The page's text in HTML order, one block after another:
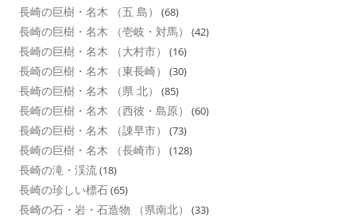
長崎の巨樹・名木 （五 島） (68)
長崎の巨樹・名木 （壱岐・対馬） (42)
長崎の巨樹・名木 （大村市） (16)
長崎の巨樹・名木 （東長崎） (30)
長崎の巨樹・名木 （県 北） (85)
長崎の巨樹・名木 （西彼・島原） (60)
長崎の巨樹・名木 （諌早市） (73)
長崎の巨樹・名木 （長崎市） (128)
長崎の滝・渓流(18)
長崎の珍しい標石(65)
長崎の石・岩・石造物 （県南北） (33)